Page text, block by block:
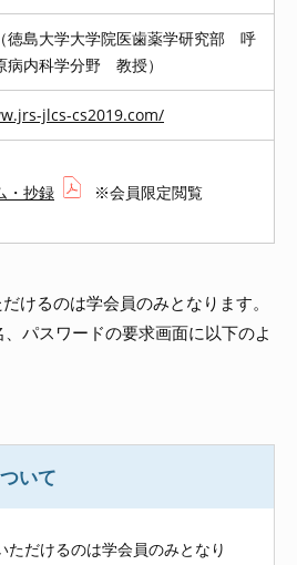
徳島大学大学院医歯薬学研究部 呼
病内科学分野 教授）
jlcs-cs2019.com/
・抄録 ※会員限定閲覧
けるのは学会員のみとなります。
パスワードの要求画面に以下のよ
いて
ただけるのは学会員のみとなり